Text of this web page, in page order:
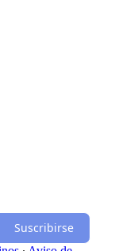
Suscribirse